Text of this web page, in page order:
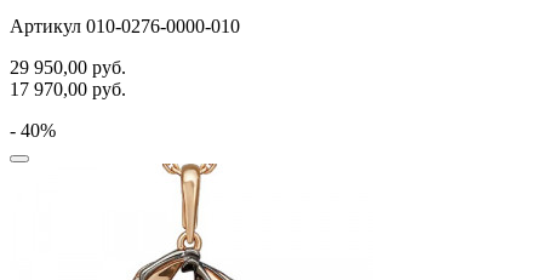
Артикул 010-0276-0000-010
29 950,00 руб.
17 970,00 руб.
- 40%